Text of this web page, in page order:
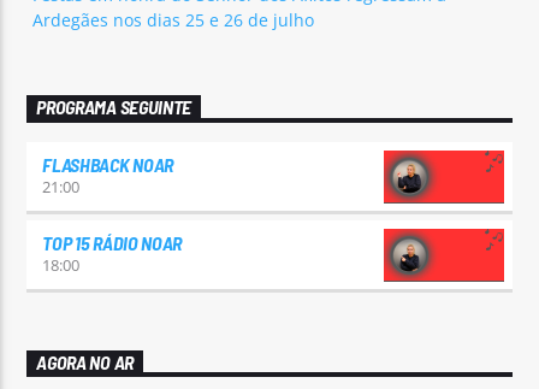
Ardegães nos dias 25 e 26 de julho
PROGRAMA SEGUINTE
FLASHBACK NOAR
21:00
TOP 15 RÁDIO NOAR
18:00
AGORA NO AR